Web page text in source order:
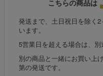
こちらの商品は
発送まで、土日祝日を除く
います。
5営業日を超える場合は、別
別の商品と一緒にお買い上
第の発送です。